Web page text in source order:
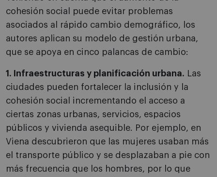
cohesión social puede evitar problemas
asociados al rápido cambio demográfico, los
autores aplican su modelo de gestión urbana,
que se apoya en cinco palancas de cambio:
1. Infraestructuras y planificación urbana. Las
ciudades pueden fortalecer la inclusión y la
cohesión social incrementando el acceso a
ciertas zonas urbanas, servicios, espacios
públicos y vivienda asequible. Por ejemplo, en
Viena descubrieron que las mujeres usaban más
el transporte público y se desplazaban a pie con
más frecuencia que los hombres, por lo que